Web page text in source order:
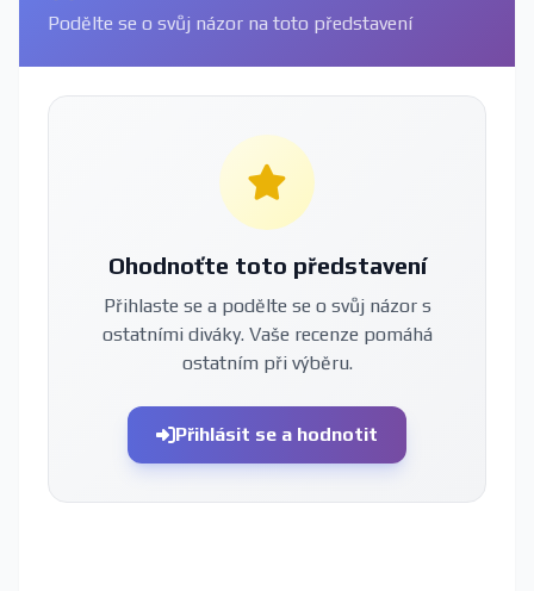
Podělte se o svůj názor na toto představení
Ohodnoťte toto představení
Přihlaste se a podělte se o svůj názor s
ostatními diváky. Vaše recenze pomáhá
ostatním při výběru.
Přihlásit se a hodnotit